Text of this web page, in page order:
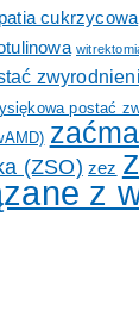
cukrzycowa
postać
zaćma
(ZSO) zez
z